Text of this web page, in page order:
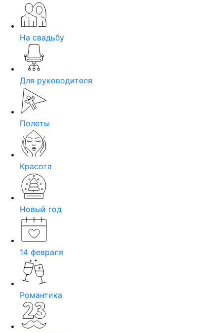
На свадьбу
Для руководителя
Полеты
Красота
Новый год
14 февраля
Романтика